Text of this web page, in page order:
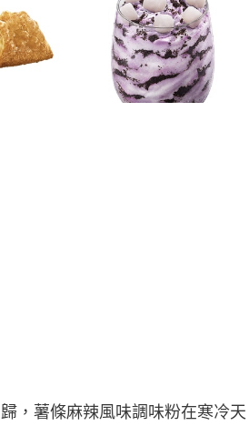
，薯條麻辣風味調味粉在寒冷天